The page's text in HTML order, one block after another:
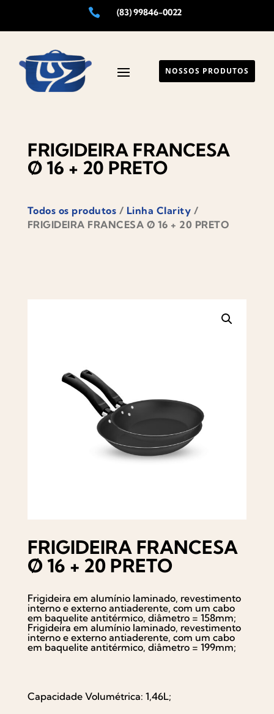
 (83) 99846-0022
NOSSOS PRODUTOS
FRIGIDEIRA FRANCESA
Ø 16 + 20 PRETO
Todos os produtos / Linha Clarity /
FRIGIDEIRA FRANCESA Ø 16 + 20 PRETO
FRIGIDEIRA FRANCESA
Ø 16 + 20 PRETO
Frigideira em alumínio laminado, revestimento
interno e externo antiaderente, com um cabo
em baquelite antitérmico, diâmetro = 158mm;
Frigideira em alumínio laminado, revestimento
interno e externo antiaderente, com um cabo
em baquelite antitérmico, diâmetro = 199mm;
Capacidade Volumétrica: 1,46L;